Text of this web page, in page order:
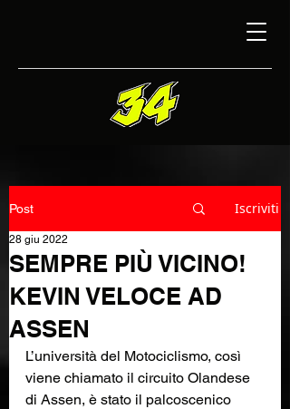
Post Iscriviti
SEMPRE PIÙ VICINO!
KEVIN VELOCE AD
ASSEN
28 giu 2022
L’università del Motociclismo, così
viene chiamato il circuito Olandese
di Assen, è stato il palcoscenico